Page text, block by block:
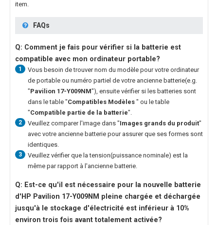
item.
FAQs
Q: Comment je fais pour vérifier si la batterie est
compatible avec mon ordinateur portable?
1
Vous besoin de trouver nom du modèle pour votre ordinateur
de portable ou numéro partiel de votre ancienne batterie(e.g.
"Pavilion 17-Y009NM"), ensuite vérifier si les batteries sont
dans le table "Compatibles Modèles " ou le table
"Compatible partie de la batterie".
2 Veuillez comparer l'image dans "Images grands du produit"
avec votre ancienne batterie pour assurer que ses formes sont
identiques.
3
Veuillez vérifier que la tension(puissance nominale) est la
même par rapport à l'ancienne batterie.
Q: Est-ce qu'il est nécessaire pour la nouvelle batterie
d'HP Pavilion 17-Y009NM pleine chargée et déchargée
jusqu'à le stockage d'électricité est inférieur à 10%
environ trois fois avant totalement activée?